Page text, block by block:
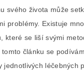
svého života může
problémy. Existuje
které se liší svými
článku se
jednotlivých léčebných